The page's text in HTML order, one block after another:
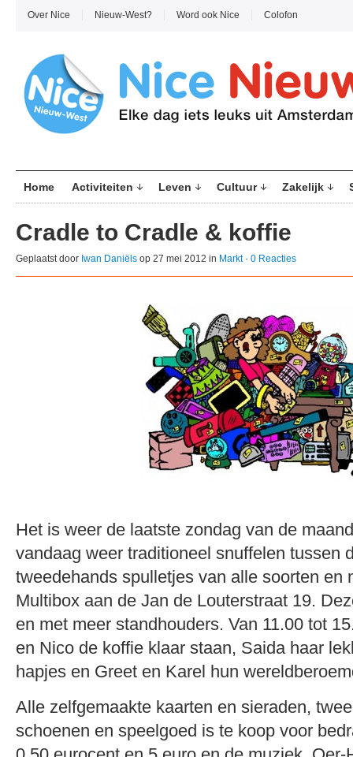
Over Nice Nieuw-West? Word ook Nice Colofon
Home Activiteiten Leven Cultuur Zakelijk
Cradle to Cradle & koffie
Geplaatst door Iwan Daniëls op 27 mei 2012 in Markt· 0 Reacties
Het is weer de laatste zondag van de
vandaag weer traditioneel snuffelen tussen
tweedehands spulletjes van alle soorten en
Multibox aan de Jan de Louterstraat 19.
en met meer standhouders. Van 11.00 tot
en Nico de koffie klaar staan, Saida haar
hapjes en Greet en Karel hun
Alle zelfgemaakte kaarten en sieraden,
schoenen en speelgoed is te koop voor